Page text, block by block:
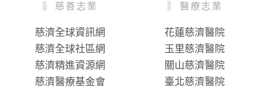
慈善志業
慈濟全球資訊網
慈濟全球社區網
慈濟精進資源網
慈濟醫療基金會
醫療志業
花蓮慈濟醫院
玉里慈濟醫院
關山慈濟醫院
臺北慈濟醫院